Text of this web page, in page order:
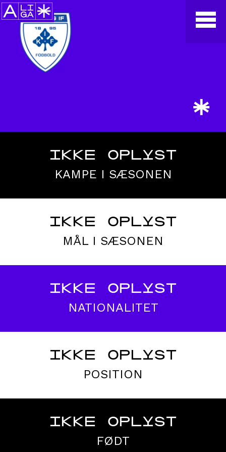
*
IKKE OPLYST
KAMPE I SÆSONEN
IKKE OPLYST
MÅL I SÆSONEN
IKKE OPLYST
NATIONALITET
IKKE OPLYST
POSITION
IKKE OPLYST
FØDT